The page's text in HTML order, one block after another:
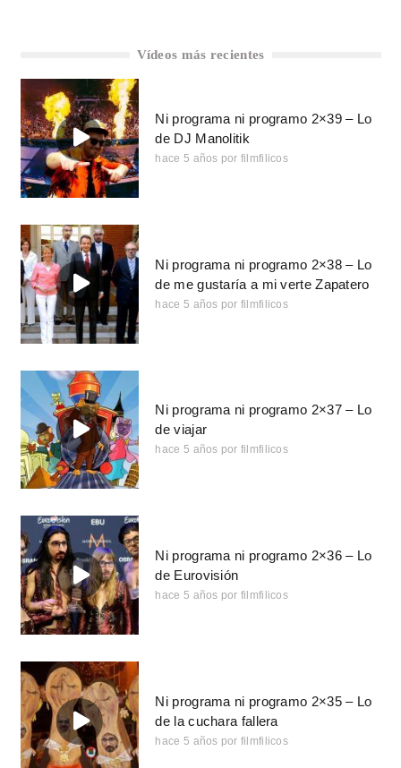
Vídeos más recientes
Ni programa ni programo 2×39 – Lo
de DJ Manolitik
hace 5 años por filmfilicos
Ni programa ni programo 2×38 – Lo
de me gustaría a mi verte Zapatero
hace 5 años por filmfilicos
Ni programa ni programo 2×37 – Lo
de viajar
hace 5 años por filmfilicos
Ni programa ni programo 2×36 – Lo
de Eurovisión
hace 5 años por filmfilicos
Ni programa ni programo 2×35 – Lo
de la cuchara fallera
hace 5 años por filmfilicos